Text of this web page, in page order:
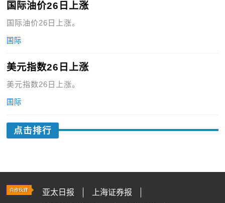
国际油价26日上涨
国际油价26日上涨。
国际
美元指数26日上涨
美元指数26日上涨。
国际
点击排行
亚太日报
上海证券报